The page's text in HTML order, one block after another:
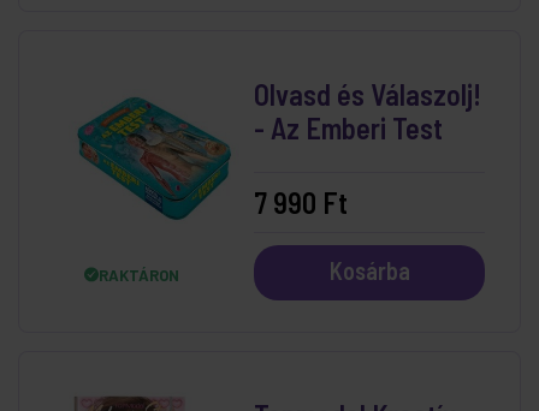
RAKTÁRON
Olvasd és Válaszolj!
- Az Emberi Test
7 990 Ft
Kosárba